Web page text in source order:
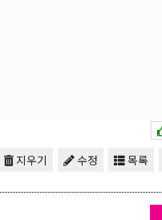
목록
수정
지우기